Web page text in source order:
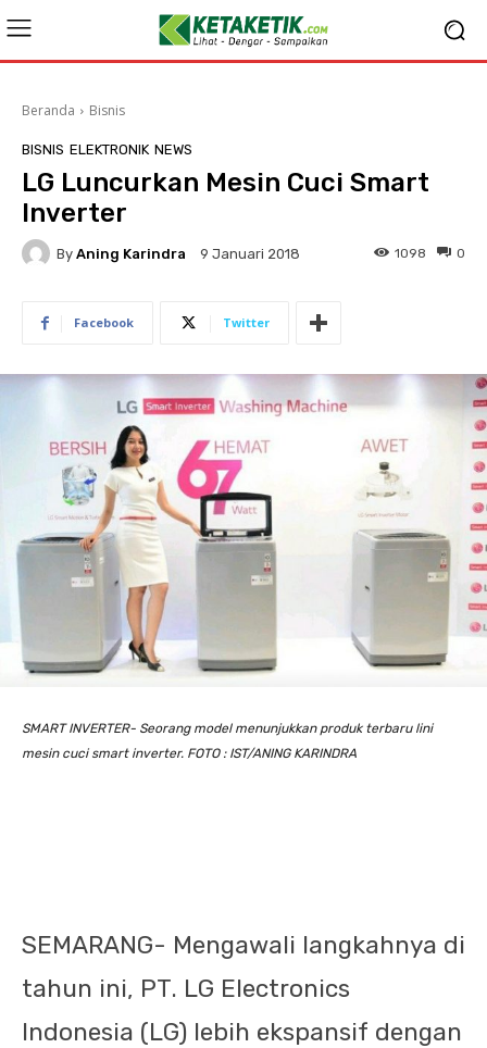
Beranda Bisnis
BISNIS ELEKTRONIK NEWS
LG Luncurkan Mesin Cuci Smart
Inverter
By Aning Karindra 9 Januari 2018 0
1098
Facebook Twitter
SMART INVERTER- Seorang model menunjukkan produk terbaru lini
mesin cuci smart inverter. FOTO : IST/ANING KARINDRA
SEMARANG- Mengawali langkahnya di
tahun ini, PT. LG Electronics
Indonesia (LG) lebih ekspansif dengan